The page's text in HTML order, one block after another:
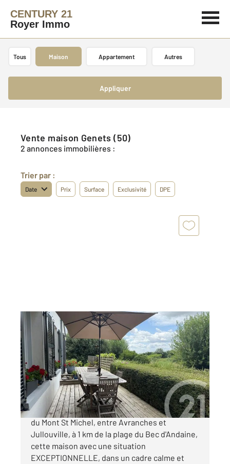
CENTURY 21
Royer Immo
Tous Maison Appartement Autres
Appliquer
Vente maison Genets (50)
2 annonces immobilières :
Trier par :
Date Prix Surface Exclusivité DPE
GENETS 50
147 m2, 5 pièces
Ref : 44677
Maison à vendre
347 000 €
CENTURY 21 Royer Immo vous propose en baie
du Mont St Michel, entre Avranches et
Jullouville, à 1 km de la plage du Bec d'Andaine,
cette maison avec une situation
EXCEPTIONNELLE, dans un cadre calme et